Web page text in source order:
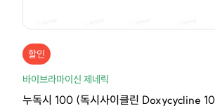
할인
바이브라마이신 제네릭
누독시 100 (독시사이클린 Doxycycline